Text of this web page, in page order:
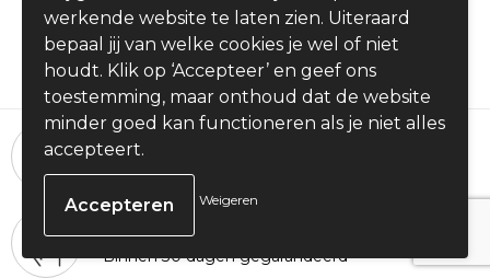
vanaf € 1,23
24 uur per dag, 7 dagen per week
Bestellingen plaatsen
100% Tevredenheid
Binnen 30 dagen gegarandeerd
werkende website te laten zien. Uiteraard
bepaal jij van welke cookies je wel of niet
houdt. Klik op ‘Accepteer’ en geef ons
toestemming, maar onthoud dat de website
minder goed kan functioneren als je niet alles
accepteert.
Weigeren